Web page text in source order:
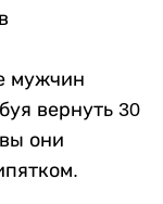
мужчин
вернуть 30
они